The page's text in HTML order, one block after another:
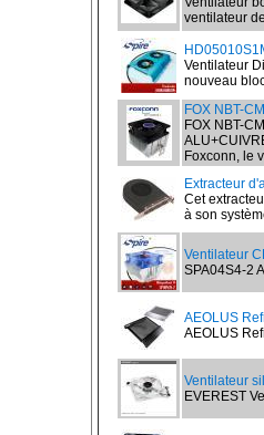
ventilateur
Ventilateur
nouveau
FOX NBT-
FOX NBT-
Foxconn, le
Extracteur
Cet
à son
Ventilateur
SPA04S4-2
AEOLUS
AEOLUS
Ventilateur
EVEREST